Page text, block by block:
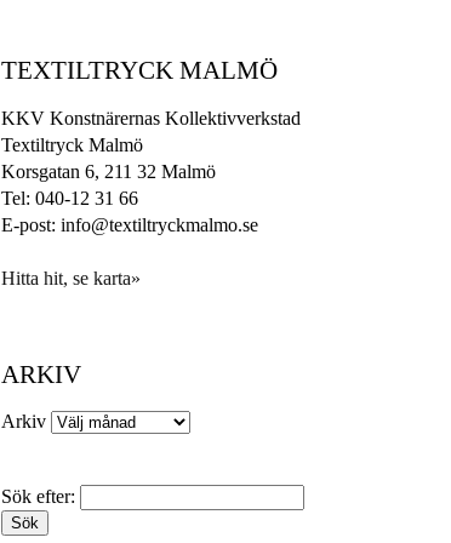
TEXTILTRYCK MALMÖ
KKV Konstnärernas Kollektivverkstad
Textiltryck Malmö
Korsgatan 6, 211 32 Malmö
Tel: 040-12 31 66
E-post: info@textiltryckmalmo.se
Hitta hit, se karta»
ARKIV
Arkiv
Sök efter: